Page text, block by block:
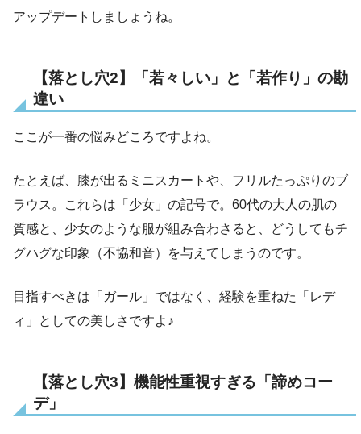
アップデートしましょうね。
【落とし穴2】「若々しい」と「若作り」の勘
違い
ここが一番の悩みどころですよね。
たとえば、膝が出るミニスカートや、フリルたっぷりのブ
ラウス。これらは「少女」の記号で。60代の大人の肌の
質感と、少女のような服が組み合わさると、どうしてもチ
グハグな印象（不協和音）を与えてしまうのです。
目指すべきは「ガール」ではなく、経験を重ねた「レデ
ィ」としての美しさですよ♪
【落とし穴3】機能性重視すぎる「諦めコー
デ」